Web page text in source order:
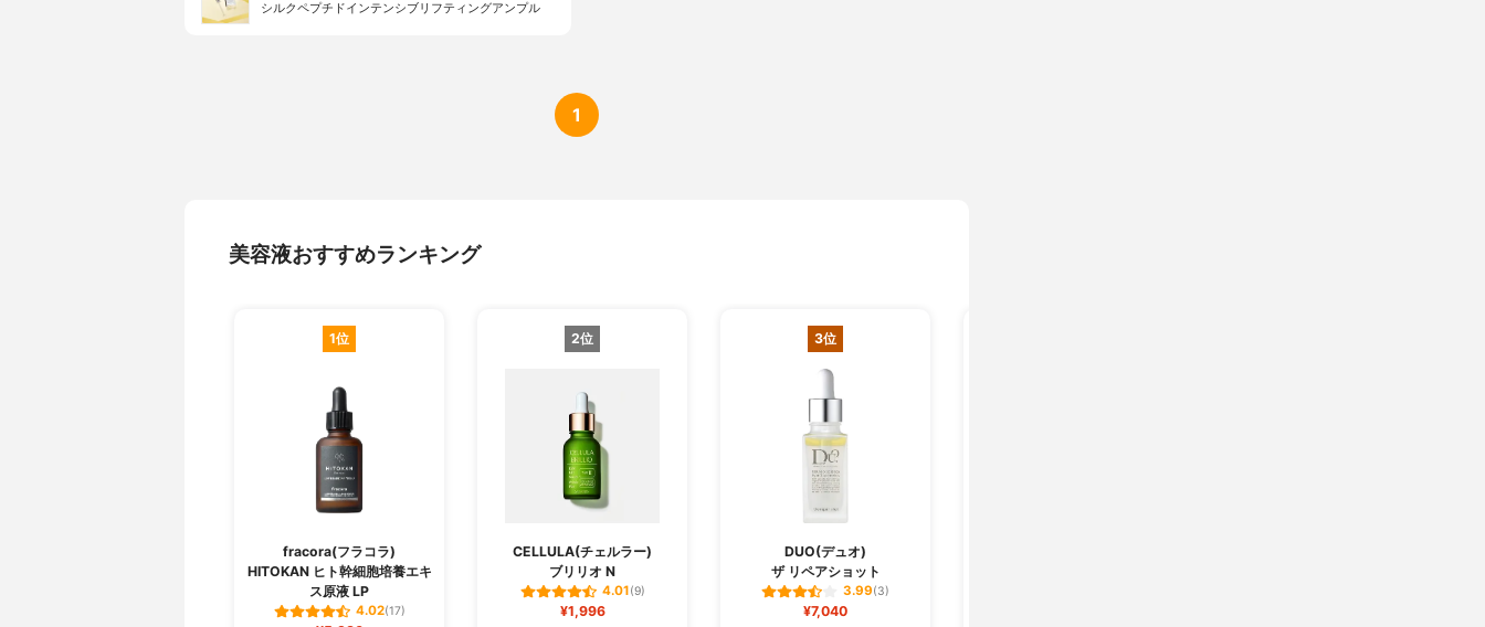
シルクペプチドインテンシブリフティングアンプル
1
美容液おすすめランキング
1位
fracora(フラコラ)
HITOKAN ヒト幹細胞培養エキ
ス原液 LP
4.02(17)
2位
CELLULA(チェルラー)
ブリリオ N
4.01(9)
¥1,996
3位
DUO(デュオ)
ザ リペアショット
3.99(3)
¥7,040